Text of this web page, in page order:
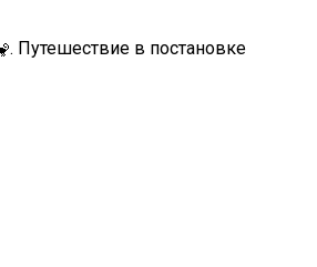
. Путешествие в постановке